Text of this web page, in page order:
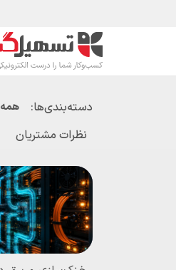
دسته‌بندی‌ها: همه
نظرات مشتریان